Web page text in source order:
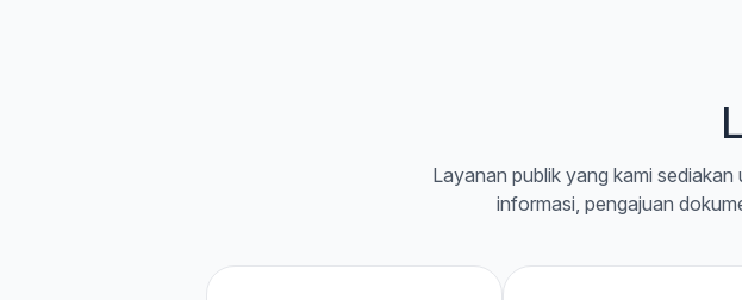
Layanan publik yang kami
informasi, pengajuan